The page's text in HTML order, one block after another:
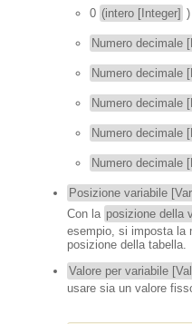
0 (intero [Integer] )
Numero decimale
Numero decimale
Numero decimale
Numero decimale
Numero decimale
Posizione variabile
Con la posizione della
esempio, si imposta la
posizione della tabella.
Valore per variabile
usare sia un valore